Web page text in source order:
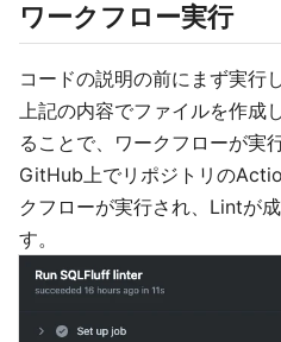
ワークフロー実行
コードの説明の前にまず実行
上記の内容でファイルを作成
ることで、ワークフローが実
GitHub上でリポジトリの
クフローが実行され、Lintが
す。